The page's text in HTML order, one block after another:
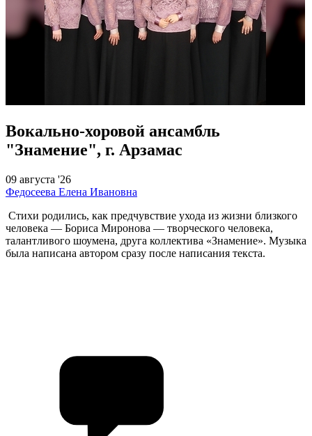
Вокально-хоровой ансамбль
"Знамение", г. Арзамас
09 августа '26
Федосеева Елена Ивановна
Стихи родились, как предчувствие ухода из жизни близкого
человека — Бориса Миронова — творческого человека,
талантливого шоумена, друга коллектива «Знамение». Музыка
была написана автором сразу после написания текста.